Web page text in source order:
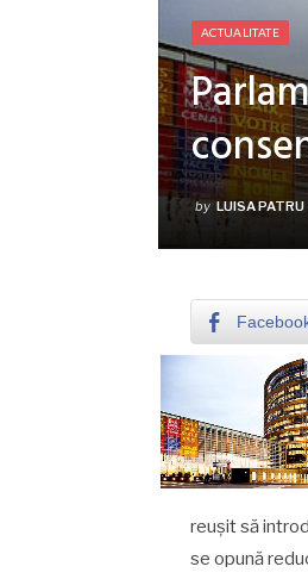
ACTUALITATE
by LUISA PATRU
reușit să
se opună